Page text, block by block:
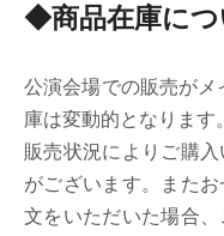
◆商品在庫につ
公演会場での販売が
庫は変動的となります。
販売状況によりご購
がございます。また
文をいただいた場合